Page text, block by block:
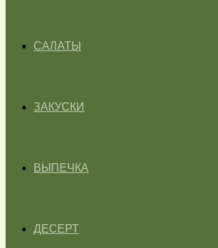
САЛАТЫ
ЗАКУСКИ
ВЫПЕЧКА
ДЕСЕРТ